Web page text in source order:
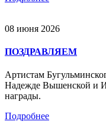
08 июня 2026
ПОЗДРАВЛЯЕМ
Артистам
Надежде Вышенской и
награды.
Подробнее